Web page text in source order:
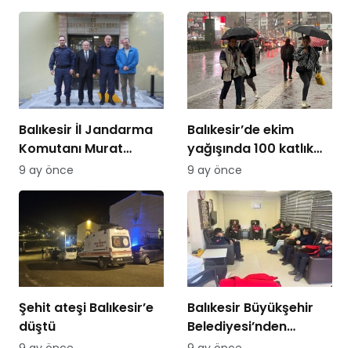
Balıkesir İl Jandarma
Komutanı Murat
Özer’den Edremit
Ticaret Odasına
9 ay önce
Balıkesir’de ekim
yağışında 100 katlık
artış
9 ay önce
Şehit ateşi Balıkesir’e
düştü
Balıkesir Büyükşehir
Belediyesi’nden